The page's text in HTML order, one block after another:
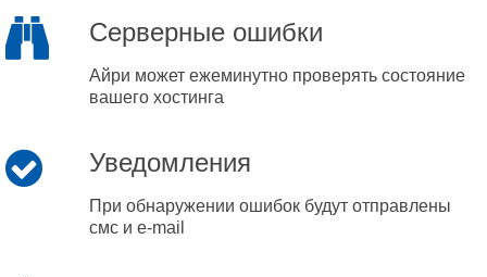
Серверные ошибки
Айри может ежеминутно проверять состояние
вашего хостинга
Уведомления
При обнаружении ошибок будут отправлены
смс и e-mail